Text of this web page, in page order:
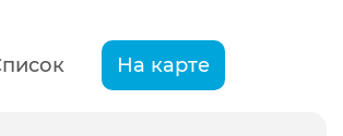
На карте